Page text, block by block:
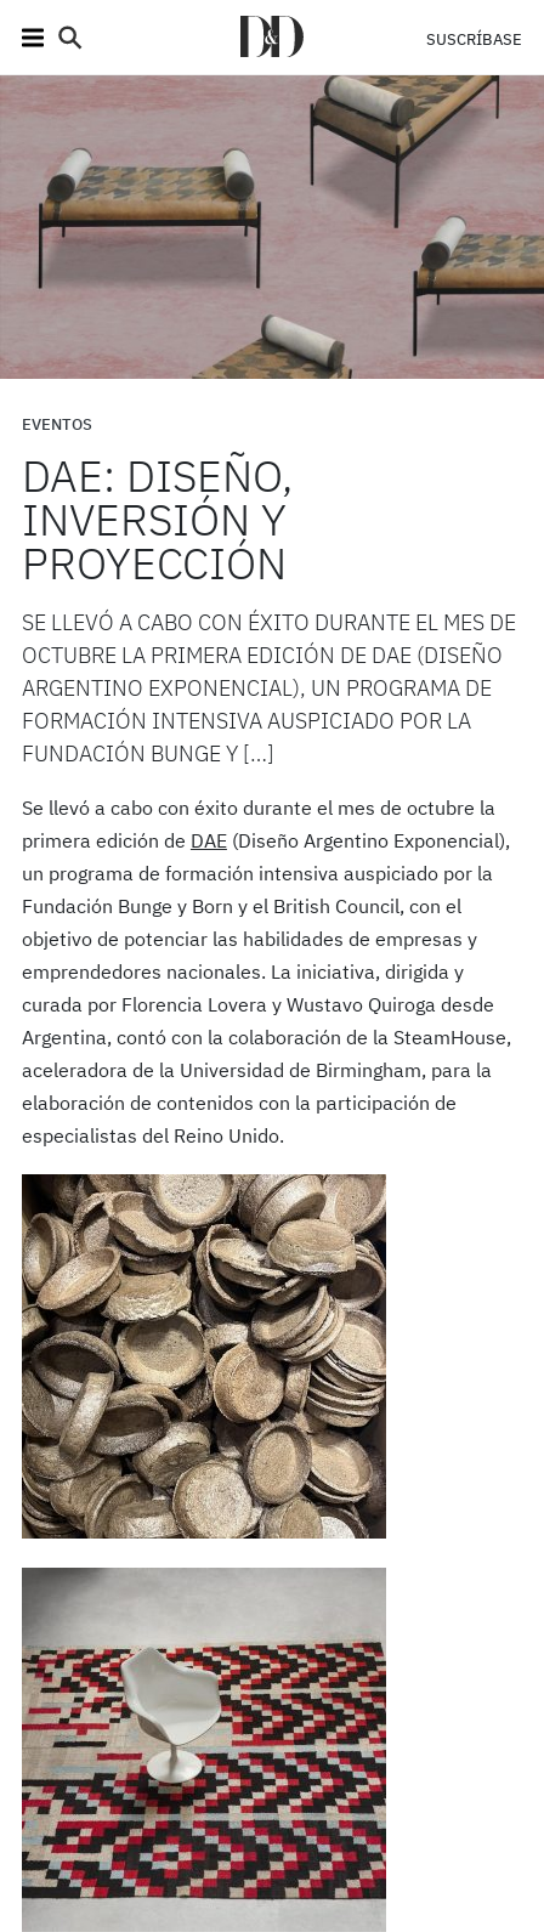
SUSCRÍBASE
EVENTOS
DAE: DISEÑO,
INVERSIÓN Y
PROYECCIÓN
SE LLEVÓ A CABO CON ÉXITO DURANTE EL MES DE
OCTUBRE LA PRIMERA EDICIÓN DE DAE (DISEÑO
ARGENTINO EXPONENCIAL), UN PROGRAMA DE
FORMACIÓN INTENSIVA AUSPICIADO POR LA
FUNDACIÓN BUNGE Y […]
Se llevó a cabo con éxito durante el mes de octubre la
primera edición de DAE(Diseño Argentino Exponencial),
un programa de formación intensiva auspiciado por la
Fundación Bunge y Born y el British Council, con el
objetivo de potenciar las habilidades de empresas y
emprendedores nacionales. La iniciativa, dirigida y
curada por Florencia Lovera y Wustavo Quiroga desde
Argentina, contó con la colaboración de la SteamHouse,
aceleradora de la Universidad de Birmingham, para la
elaboración de contenidos con la participación de
especialistas del Reino Unido.